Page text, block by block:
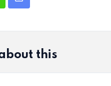
Share
Email
this